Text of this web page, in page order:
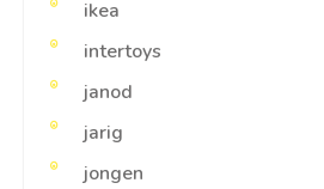
ikea
intertoys
janod
jarig
jongen